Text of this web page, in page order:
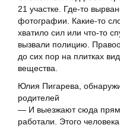
21 участке. Где-то
фотографии. Какие-то
хватило сил или что-то
вызвали полицию.
до сих пор на плитках
вещества.
Юлия Пигарева,
родителей
— И выезжают сюда прям
работали. Этого